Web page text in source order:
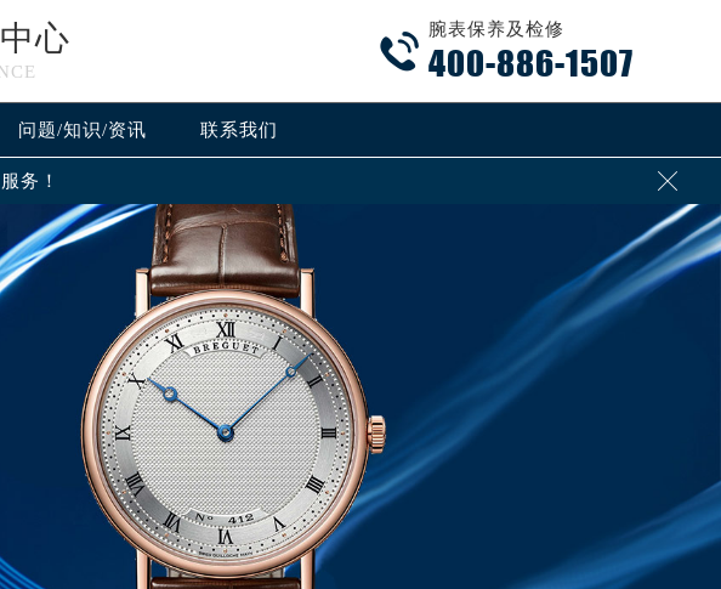
心 
腕表保养及检修
400-886-1507
问题/知识/资讯 联系我们
务！ 